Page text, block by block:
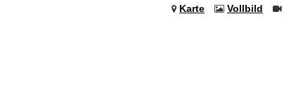
Karte Vollbild